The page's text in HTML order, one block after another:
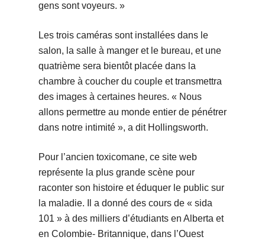
gens sont voyeurs. »
Les trois caméras sont installées dans le
salon, la salle à manger et le bureau, et une
quatrième sera bientôt placée dans la
chambre à coucher du couple et transmettra
des images à certaines heures. « Nous
allons permettre au monde entier de pénétrer
dans notre intimité », a dit Hollingsworth.
Pour l’ancien toxicomane, ce site web
représente la plus grande scène pour
raconter son histoire et éduquer le public sur
la maladie. Il a donné des cours de « sida
101 » à des milliers d’étudiants en Alberta et
en Colombie- Britannique, dans l’Ouest